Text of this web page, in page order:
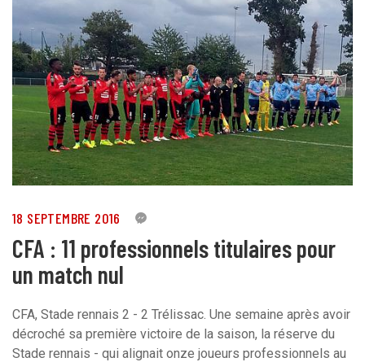
18 SEPTEMBRE 2016 1
CFA : 11 professionnels titulaires pour
un match nul
CFA, Stade rennais 2 - 2 Trélissac. Une semaine après avoir
décroché sa première victoire de la saison, la réserve du
Stade rennais - qui alignait onze joueurs professionnels au